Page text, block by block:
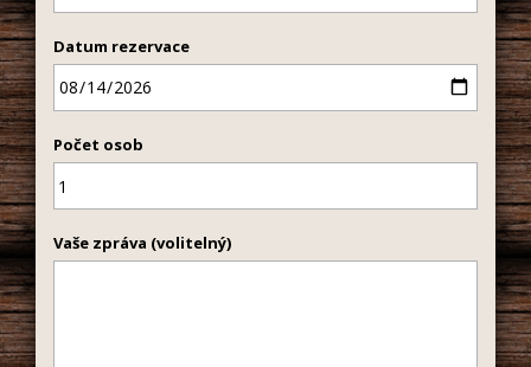
Datum rezervace
Počet osob
Vaše zpráva (volitelný)